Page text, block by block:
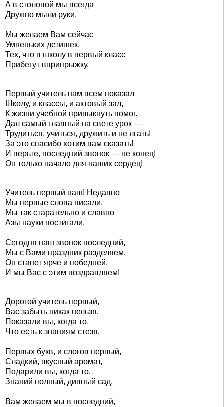
А в столовой мы всегда
Дружно мыли руки.
Мы желаем Вам сейчас
Умненьких детишек,
Тех, что в школу в первый класс
Прибегут вприпрыжку.
Первый учитель нам всем показал
Школу, и классы, и актовый зал,
К жизни учебной привыкнуть помог.
Дал самый главный на свете урок —
Трудиться, учиться, дружить и не лгать!
За это спасибо хотим вам сказать!
И верьте, последний звонок — не конец!
Он только начало для наших сердец!
Учитель первый наш! Недавно
Мы первые слова писали,
Мы так старательно и славно
Азы науки постигали.
Сегодня наш звонок последний,
Мы с Вами праздник разделяем,
Он станет ярче и победней,
И мы Вас с этим поздравляем!
Дорогой учитель первый,
Вас забыть никак нельзя,
Показали вы, когда то,
Что есть к знаниям стезя.
Первых букв, и слогов первый,
Сладкий, вкусный аромат,
Подарили вы, когда то,
Знаний полный, дивный сад.
Вам желаем мы в последний,